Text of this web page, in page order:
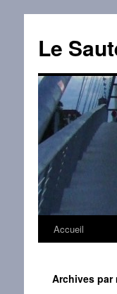
contenu
Le
Accueil
Archives par